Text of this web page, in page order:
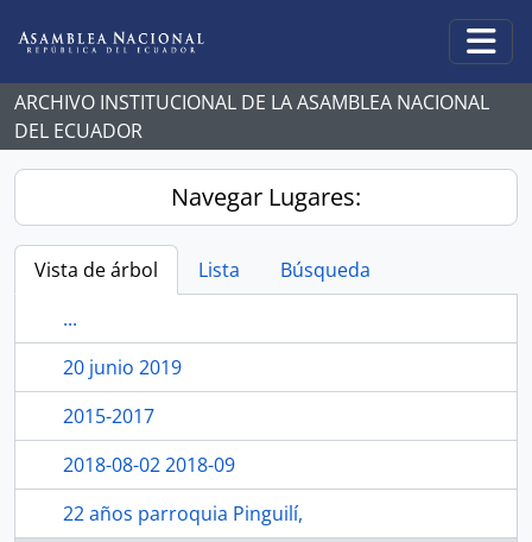
ARCHIVO INSTITUCIONAL DE LA ASAMBLEA NACIONAL
DEL ECUADOR
Navegar Lugares:
Vista de árbol Lista
Búsqueda
...
20 junio 2019
2015-2017
2018-08-02 2018-09
22 años parroquia Pinguilí,